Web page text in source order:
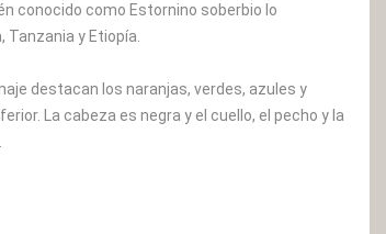
conocido como Estornino soberbio lo
y Etiopía.
destacan los naranjas, verdes, azules y
La cabeza es negra y el cuello, el pecho y la